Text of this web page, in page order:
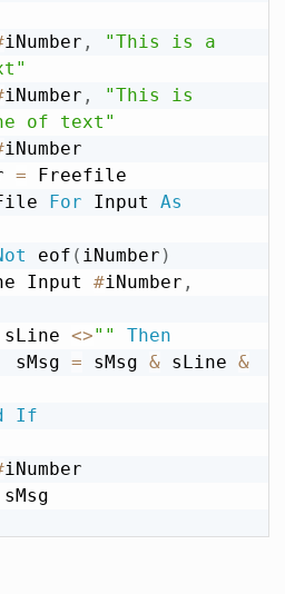
iNumber ,
"This is a
iNumber ,
"This is
of text"
iNumber
= Freefile
For Input As
eof ( iNumber )
Line Input
#iNumber ,
sLine <>""
Then
            sMsg
= sMsg & sLine &
If
iNumber